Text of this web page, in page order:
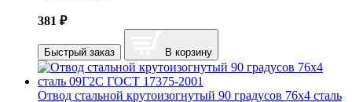
381 ₽
Быстрый заказ В корзину
Отвод стальной крутоизогнутый 90 градусов 76х4 сталь